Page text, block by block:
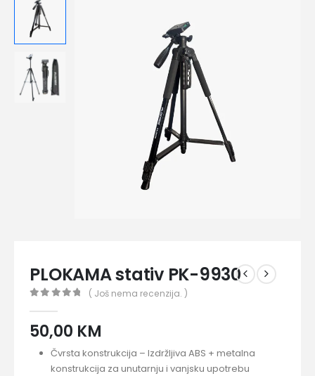
PLOKAMA stativ PK-9930
( Još nema recenzija. )
50,00 KM
Čvrsta konstrukcija – Izdržljiva ABS + metalna
konstrukcija za unutarnju i vanjsku upotrebu